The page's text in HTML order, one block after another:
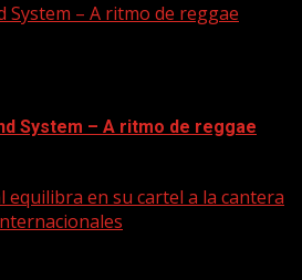
System – A ritmo de reggae
System – A ritmo de reggae
equilibra en su cartel a la cantera